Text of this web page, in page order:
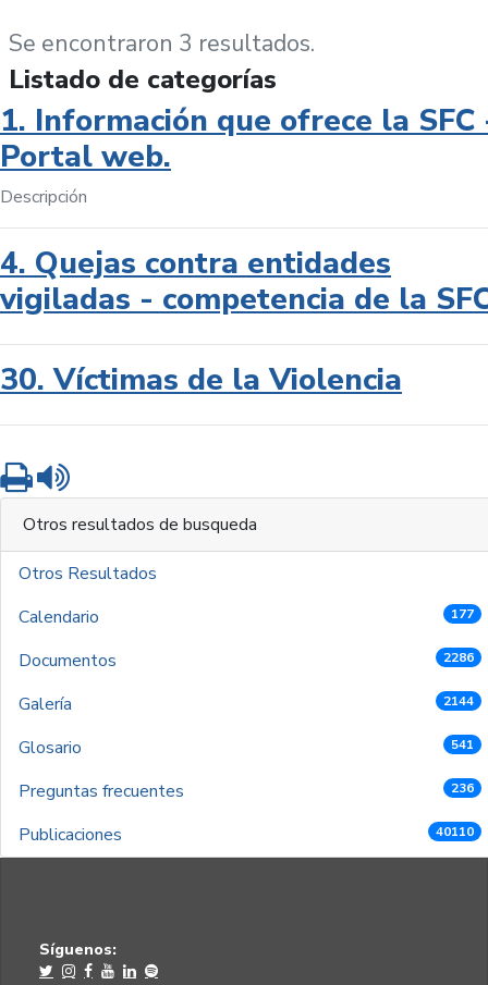
Se encontraron 3 resultados.
Listado de categorías
1. Información que ofrece la SFC
Portal web.
Descripción
4. Quejas contra entidades
vigiladas - competencia de la
30. Víctimas de la Violencia
Imprimir
Otros resultados de busqueda
Otros Resultados
Calendario
177
Documentos 2286
Galería 2144
Glosario 541
Preguntas frecuentes 236
Publicaciones 40110
Síguenos: